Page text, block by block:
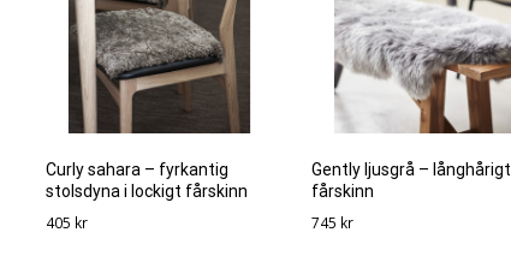
Curly sahara – fyrkantig
stolsdyna i lockigt fårskinn
405 kr
Gently ljusgrå – långhårigt
fårskinn
745 kr